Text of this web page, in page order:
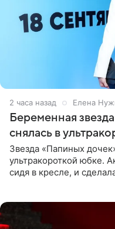
2 часа назад Елена
Беременная
снялась в
Звезда «Папиных
ультракороткой юбке.
сидя в кресле, и